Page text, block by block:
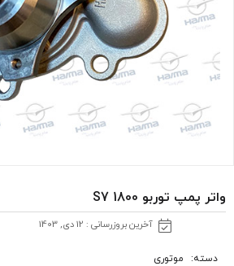
واتر پمپ توربو 1800 S7
آخرین بروزرسانی : 12 دی, 1403
دسته: موتوری